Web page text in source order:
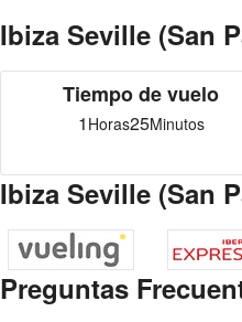
Ibiza Seville (San
Tiempo de vuelo
1 Horas25Minutos
Ibiza Seville (San
Preguntas